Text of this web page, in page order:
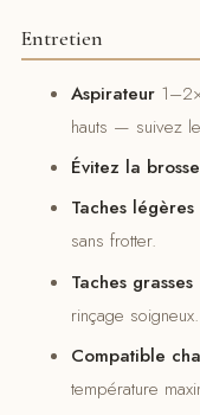
Entretien
Aspirateur1–2×
hauts — suivez
Évitez la
Taches légères
sans frotter.
Taches grasses
rinçage soigneux.
Compatible
température